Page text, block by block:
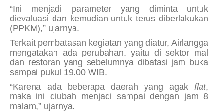
“Ini menjadi parameter yang diminta untuk
dievaluasi dan kemudian untuk terus diberlakukan
(PPKM),” ujarnya.
Terkait pembatasan kegiatan yang diatur, Airlangga
mengatakan ada perubahan, yaitu di sektor mal
dan restoran yang sebelumnya dibatasi jam buka
sampai pukul 19.00 WIB.
“Karena ada beberapa daerah yang agak flat,
maka ini diubah menjadi sampai dengan jam 8
malam,” ujarnya.